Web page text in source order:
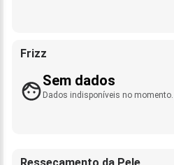
Frizz
Sem dados
Dados indisponíveis no momento.